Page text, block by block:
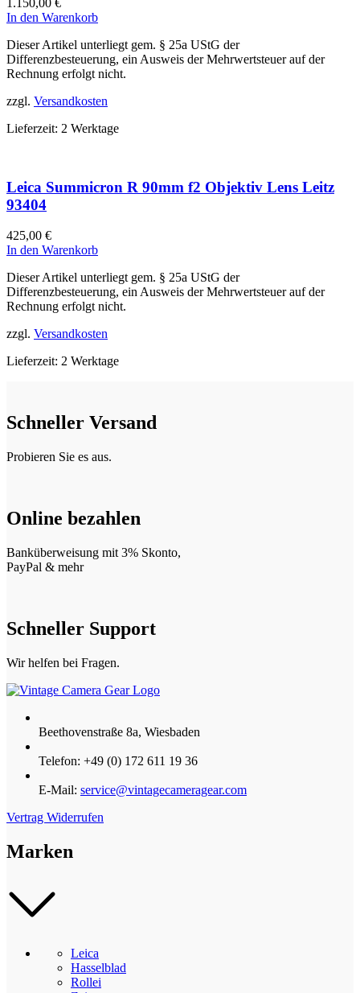
In den Warenkorb
Dieser Artikel unterliegt gem. § 25a UStG der
Differenzbesteuerung, ein Ausweis der Mehrwertsteuer auf der
Rechnung erfolgt nicht.
zzgl. Versandkosten
Lieferzeit: 2 Werktage
Leica Summicron R 90mm f2 Objektiv Lens Leitz
93404
425,00 €
In den Warenkorb
Dieser Artikel unterliegt gem. § 25a UStG der
Differenzbesteuerung, ein Ausweis der Mehrwertsteuer auf der
Rechnung erfolgt nicht.
zzgl. Versandkosten
Lieferzeit: 2 Werktage
Schneller Versand
Probieren Sie es aus.
Online bezahlen
Banküberweisung mit 3% Skonto,
PayPal & mehr
Schneller Support
Wir helfen bei Fragen.
Beethovenstraße 8a, Wiesbaden
Telefon: +49 (0) 172 611 19 36
E-Mail: service@vintagecameragear.com
Vertrag Widerrufen
Marken
Leica
Hasselblad
Rollei